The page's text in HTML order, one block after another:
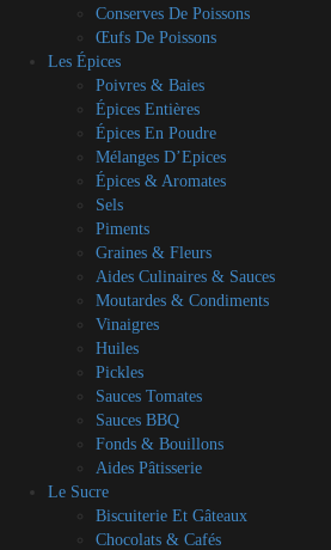
Conserves De Poissons
Œufs De Poissons
Les Épices
Poivres & Baies
Épices Entières
Épices En Poudre
Mélanges D’Epices
Épices & Aromates
Sels
Piments
Graines & Fleurs
Aides Culinaires & Sauces
Moutardes & Condiments
Vinaigres
Huiles
Pickles
Sauces Tomates
Sauces BBQ
Fonds & Bouillons
Aides Pâtisserie
Le Sucre
Biscuiterie Et Gâteaux
Chocolats & Cafés